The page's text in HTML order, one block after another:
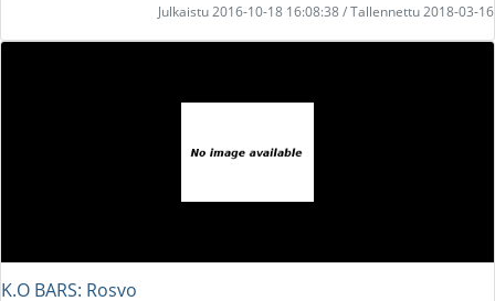
Julkaistu 2016-10-18 16:08:38 / Tallennettu 2018-03-16
K.O BARS: Rosvo